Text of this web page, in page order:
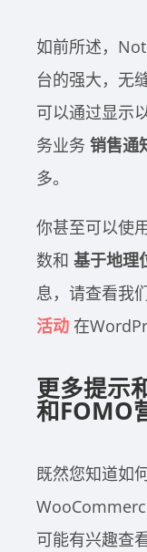
如前所述，
台的强大，无
可以通过显示
务业务 销售通
多。
你甚至可以使
数和 基于地理
息，请查看我
活动 在
更多提示
和FOMO
既然您知道如
可能有兴趣查